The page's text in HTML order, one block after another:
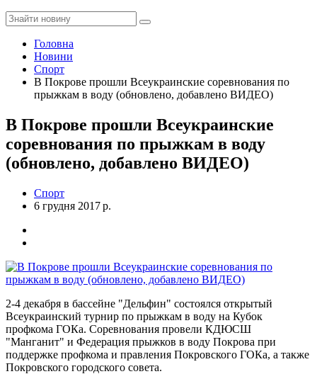
Головна
Новини
Спорт
В Покрове прошли Всеукраинские соревнования по
прыжкам в воду (обновлено, добавлено ВИДЕО)
В Покрове прошли Всеукраинские
соревнования по прыжкам в воду
(обновлено, добавлено ВИДЕО)
Спорт
6 грудня 2017 р.
2-4 декабря в бассейне "Дельфин" состоялся открытый
Всеукраинский турнир по прыжкам в воду на Кубок
профкома ГОКа. Соревнования провели КДЮСШ
"Манганит" и Федерация прыжков в воду Покрова при
поддержке профкома и правления Покровского ГОКа, а также
Покровского городского совета.